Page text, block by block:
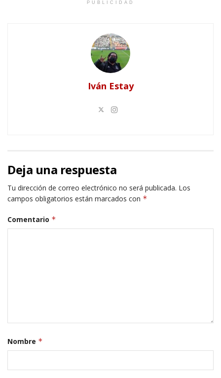
PUBLICIDAD
Iván Estay
Deja una respuesta
Tu dirección de correo electrónico no será publicada. Los
campos obligatorios están marcados con *
Comentario *
Nombre *